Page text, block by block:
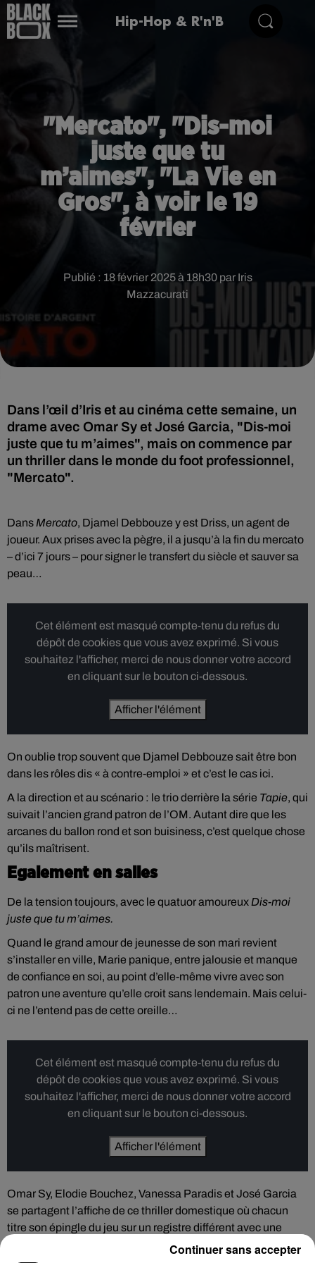
Hip-Hop & R'n'B
"Mercato", "Dis-moi
juste que tu
m’aimes", "La Vie en
Gros", à voir le 19
février
Publié : 18 février 2025 à 18h30 par Iris
Mazzacurati
Dans l’œil d’Iris et au cinéma cette semaine, un
drame avec Omar Sy et José Garcia, "Dis-moi
juste que tu m’aimes", mais on commence par
un thriller dans le monde du foot professionnel,
"Mercato".
Dans Mercato, Djamel Debbouze y est Driss, un agent de
joueur. Aux prises avec la pègre, il a jusqu’à la fin du mercato
– d’ici 7 jours – pour signer le transfert du siècle et sauver sa
peau…
Cet élément est masqué compte-tenu du refus du
dépôt de cookies que vous avez exprimé. Si vous
souhaitez l'afficher, merci de nous donner votre accord
en cliquant sur le bouton ci-dessous.
Afficher l'élément
On oublie trop souvent que Djamel Debbouze sait être bon
dans les rôles dis « à contre-emploi » et c’est le cas ici.
A la direction et au scénario : le trio derrière la série Tapie, qui
suivait l’ancien grand patron de l’OM. Autant dire que les
arcanes du ballon rond et son buisiness, c’est quelque chose
qu’ils maîtrisent.
Egalement en salles
De la tension toujours, avec le quatuor amoureux Dis-moi
juste que tu m’aimes.
Quand le grand amour de jeunesse de son mari revient
s’installer en ville, Marie panique, entre jalousie et manque
de confiance en soi, au point d’elle-même vivre avec son
patron une aventure qu’elle croit sans lendemain. Mais celui-
ci ne l’entend pas de cette oreille…
Cet élément est masqué compte-tenu du refus du
dépôt de cookies que vous avez exprimé. Si vous
souhaitez l'afficher, merci de nous donner votre accord
en cliquant sur le bouton ci-dessous.
Afficher l'élément
Omar Sy, Elodie Bouchez, Vanessa Paradis et José Garcia
se partagent l’affiche de ce thriller domestique où chacun
titre son épingle du jeu sur un registre différent avec une
mention spéciale à Elodie Bouchez a fleur de peau et un
Continuer sans accepter